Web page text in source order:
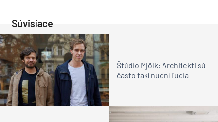
Súvisiace
Štúdio Mjölk: Architekti sú
často takí nudní ľudia